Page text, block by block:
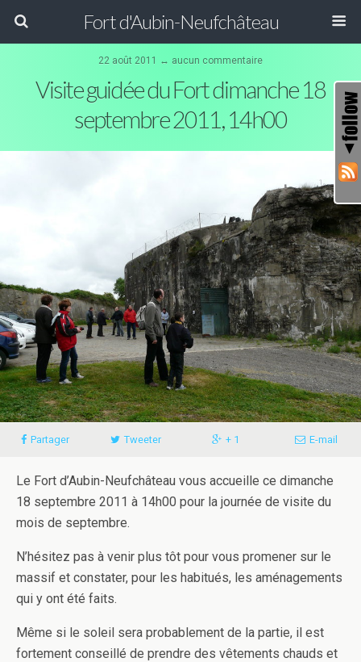
Fort d'Aubin-Neufchâteau
22 août 2011 ↔ aucun commentaire
Visite guidée du Fort dimanche 18
septembre 2011, 14h00
Partager Tweeter + 1 E-mail
Le Fort d’Aubin-Neufchâteau vous accueille ce dimanche
18 septembre 2011 à 14h00 pour la journée de visite du
mois de septembre.
N’hésitez pas à venir plus tôt pour vous promener sur le
massif et constater, pour les habitués, les aménagements
qui y ont été faits.
Même si le soleil sera probablement de la partie, il est
fortement conseillé de prendre des vêtements chauds et